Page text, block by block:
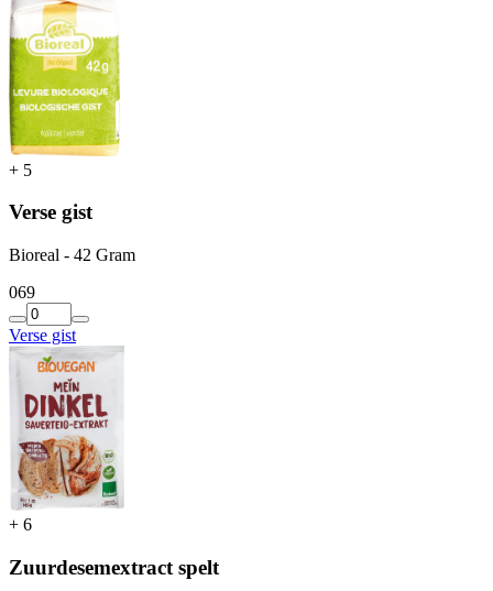
+ 5
Verse gist
Bioreal - 42 Gram
069
Verse gist
+ 6
Zuurdesemextract spelt